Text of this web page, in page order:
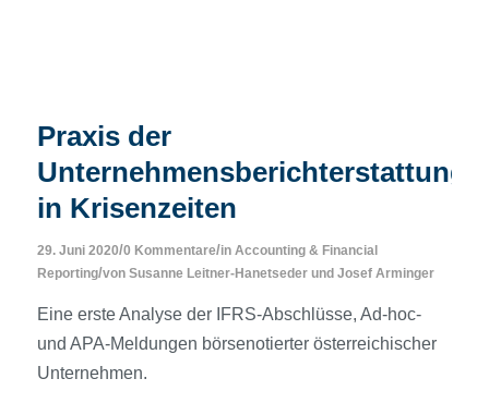
Praxis der
Unternehmensberichterstattung
in Krisenzeiten
29. Juni 2020/0 Kommentare/in Accounting & Financial
Reporting/von Susanne Leitner-Hanetsederund Josef Arminger
Eine erste Analyse der IFRS-Abschlüsse, Ad-hoc-
und APA-Meldungen börsenotierter österreichischer
Unternehmen.